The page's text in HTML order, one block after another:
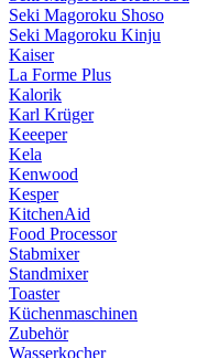
Seki Magoroku Shoso
Seki Magoroku Kinju
Kaiser
La Forme Plus
Kalorik
Karl Krüger
Keeeper
Kela
Kenwood
Kesper
KitchenAid
Food Processor
Stabmixer
Standmixer
Toaster
Küchenmaschinen
Zubehör
Wasserkocher